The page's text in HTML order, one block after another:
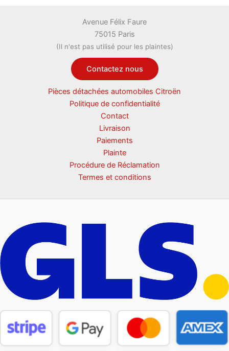
Avenue Félix Faure
75015 Paris
(Il n'est pas utilisé pour les plaintes)
Contactez nous
Pièces détachées automobiles Citroën
Politique de confidentialité
Contact
Livraison
Paiements
Plainte
Procédure de Réclamation
Termes et conditions